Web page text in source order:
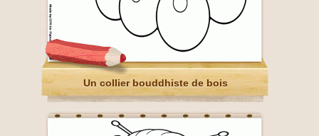
Un collier bouddhiste de bois